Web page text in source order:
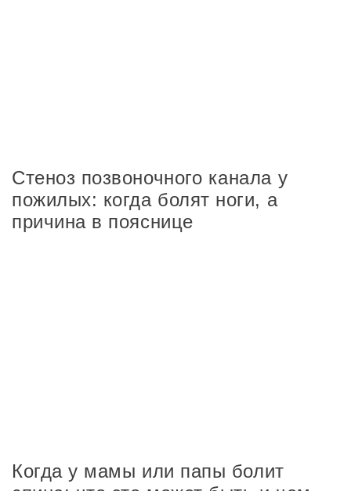
Стеноз позвоночного канала у
пожилых: когда болят ноги, а
причина в пояснице
Когда у мамы или папы болит